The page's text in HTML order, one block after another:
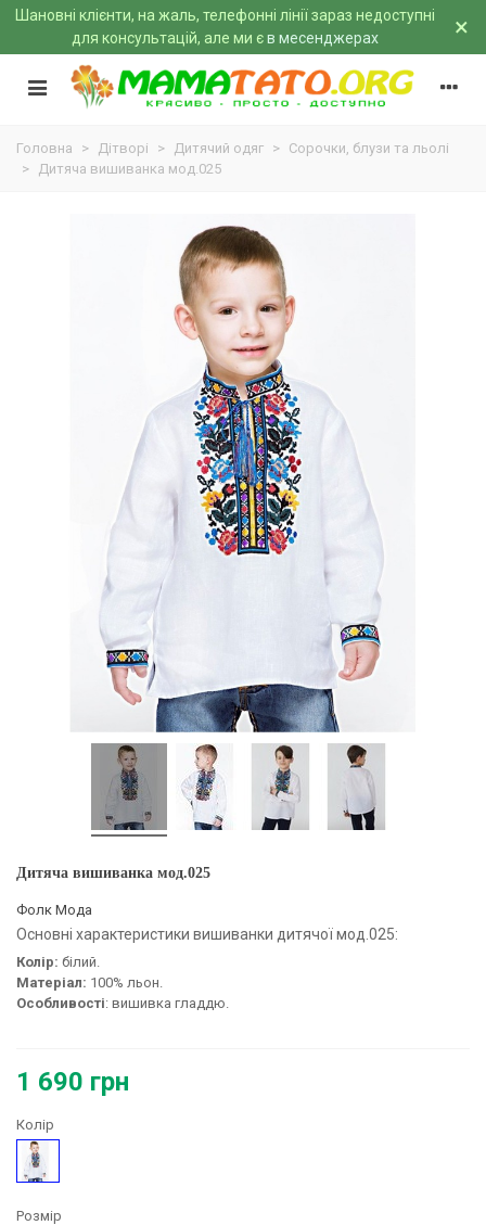
Шановні клієнти, на жаль, телефонні лінії зараз недоступні
для консультацій, але ми єв месенджерах ×
Головна > Дітворі > Дитячий одяг > Сорочки, блузи та льолі
> Дитяча вишиванка мод.025
Дитяча вишиванка мод.025
Фолк Мода
Основні характеристики вишиванки дитячої мод.025:
Колір: білий.
Матеріал: 100% льон.
Особливості: вишивка гладдю.
1 690 грн
Колір
Білий
Розмір